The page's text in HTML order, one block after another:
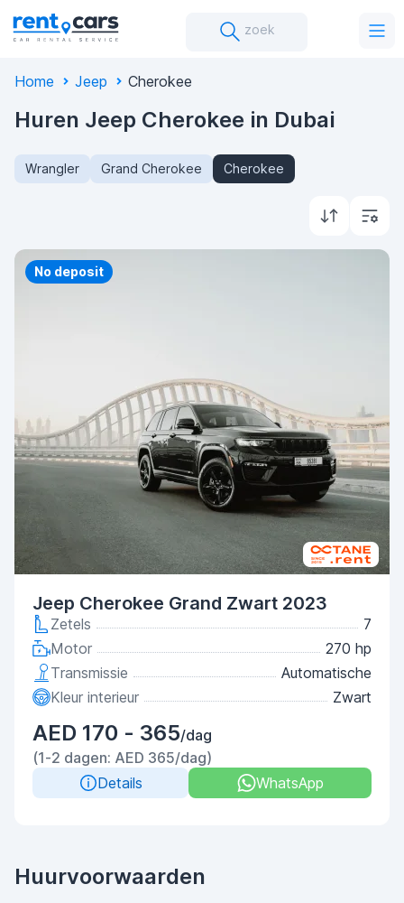
zoek
Home Jeep Cherokee
Huren Jeep Cherokee in Dubai
Wrangler Grand Cherokee Cherokee
Priority
No deposit
Jeep Cherokee Grand Zwart 2023
Zetels
7
Motor
270 hp
Transmissie
Automatische
Kleur interieur
Zwart
AED 170 - 365/dag
(1-2 dagen: AED 365/dag)
Details
WhatsApp
Huurvoorwaarden